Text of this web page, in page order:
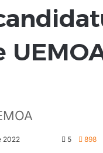
2022 5 898